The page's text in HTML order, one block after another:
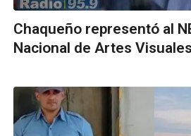
Chaqueño representó al
Nacional de Artes Visuales